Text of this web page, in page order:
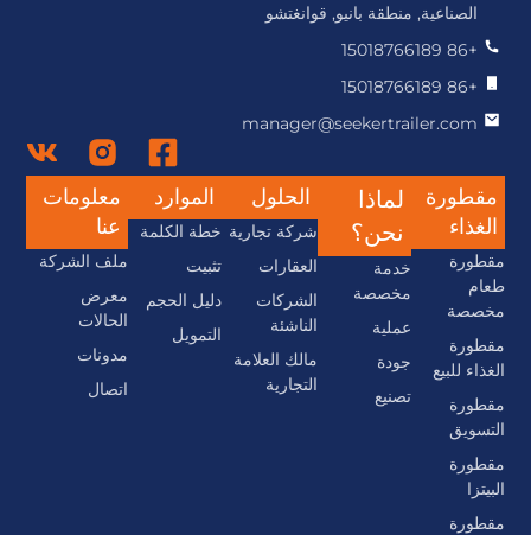
الصناعية, منطقة بانيو, قوانغتشو
+86 15018766189
+86 15018766189
manager@seekertrailer.com
مقطورة
الغذاء
مقطورة
طعام
مخصصة
مقطورة
الغذاء للبيع
مقطورة
التسويق
مقطورة
البيتزا
مقطورة
لماذا
نحن؟
خدمة
مخصصة
عملية
جودة
تصنيع
الحلول
شركة تجارية
العقارات
الشركات
الناشئة
مالك العلامة
التجارية
الموارد
خطة الكلمة
تثبيت
دليل الحجم
التمويل
معلومات
عنا
ملف الشركة
معرض
الحالات
مدونات
اتصال